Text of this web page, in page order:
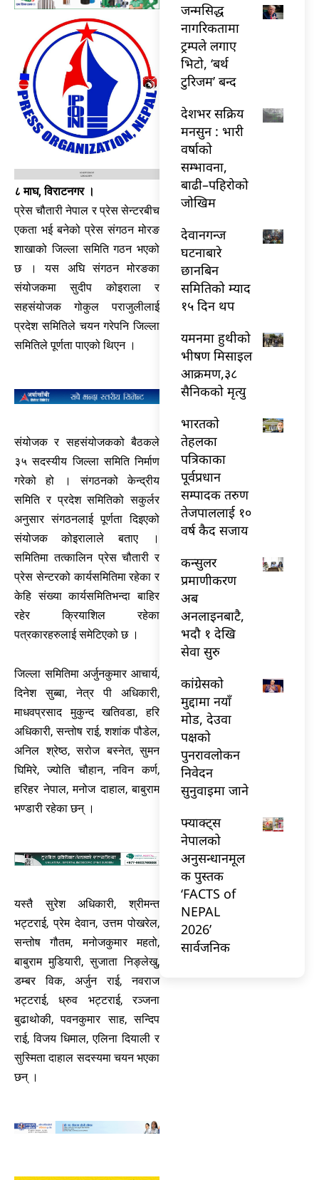
८ माघ, विराटनगर ।
प्रेस चौतारी नेपाल र प्रेस सेन्टरबीच
एकता भई बनेको प्रेस संगठन मोरङ
शाखाको जिल्ला समिति गठन भएको
छ । यस अघि संगठन मोरङका
संयोजकमा सुदीप कोइराला र
सहसंयोजक गोकुल पराजुलीलाई
प्रदेश समितिले चयन गरेपनि जिल्ला
समितिले पूर्णता पाएको थिएन ।
संयोजक र सहसंयोजकको बैठकले
३५ सदस्यीय जिल्ला समिति निर्माण
गरेको हो । संगठनको केन्द्रीय
समिति र प्रदेश समितिको सकुर्लर
अनुसार संगठनलाई पूर्णता दिइएको
संयोजक कोइरालाले बताए ।
समितिमा तत्कालिन प्रेस चौतारी र
प्रेस सेन्टरको कार्यसमितिमा रहेका र
केहि संख्या कार्यसमितिभन्दा बाहिर
रहेर क्रियाशिल रहेका
पत्रकारहरुलाई समेटिएको छ ।
जिल्ला समितिमा अर्जुनकुमार आचार्य,
दिनेश सुब्बा, नेत्र पी अधिकारी,
माधवप्रसाद मुकुन्द खतिवडा, हरि
अधिकारी, सन्तोष राई, शशांक पौडेल,
अनिल श्रेष्ठ, सरोज बस्नेत, सुमन
घिमिरे, ज्योति चौहान, नविन कर्ण,
हरिहर नेपाल, मनोज दाहाल, बाबुराम
भण्डारी रहेका छन् ।
यस्तै सुरेश अधिकारी, श्रीमन्त
भट्टराई, प्रेम देवान, उत्तम पोखरेल,
सन्तोष गौतम, मनोजकुमार महतो,
बाबुराम मुडियारी, सुजाता निङ्लेखु,
डम्बर विक, अर्जुन राई, नवराज
भट्टराई, ध्रुव भट्टराई, रञ्जना
बुढाथोकी, पवनकुमार साह, सन्दिप
राई, विजय धिमाल, एलिना दियाली र
सुस्मिता दाहाल सदस्यमा चयन भएका
छन् ।
जन्मसिद्ध
नागरिकतामा
ट्रम्पले लगाए
भिटो, ‘बर्थ
टुरिजम’ बन्द
देशभर सक्रिय
मनसुन : भारी
वर्षाको
सम्भावना,
बाढी–पहिरोको
जोखिम
देवानगन्ज
घटनाबारे
छानबिन
समितिको म्याद
१५ दिन थप
यमनमा हुथीको
भीषण मिसाइल
आक्रमण,३८
सैनिकको मृत्यु
भारतकाे
तेहलका
पत्रिकाका
पूर्वप्रधान
सम्पादक तरुण
तेजपाललाई १०
वर्ष कैद सजाय
कन्सुलर
प्रमाणीकरण
अब
अनलाइनबाटै,
भदौ १ देखि
सेवा सुरु
कांग्रेसको
मुद्दामा नयाँ
मोड, देउवा
पक्षको
पुनरावलोकन
निवेदन
सुनुवाइमा जाने
फ्याक्ट्स
नेपालको
अनुसन्धानमूल
क पुस्तक
‘FACTS of
NEPAL
2026’
सार्वजनिक